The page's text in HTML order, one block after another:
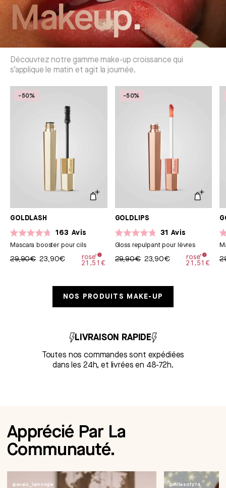
Découvrez notre gamme make-up croissance qui
s’applique le matin et agit la journée.
-50%
GOLDLASH
Noté
4.7
sur
5
163 Avis
Mascara booster pour cils
29,90€ 23,90€ 21,51€
-50%
GOLDLIPS
Noté
4.8
sur
5
31 Avis
Gloss repulpant pour lèvres
29,90€ 23,90€ 21,51€ 5
Makeup.
NOS PRODUITS MAKE-UP
LIVRAISON RAPIDE
Toutes nos commandes sont expédiées
dans les 24h, et livrées en 48-72h.
Apprécié Par La
Communauté.
@anais_lamongie @mllesofy74